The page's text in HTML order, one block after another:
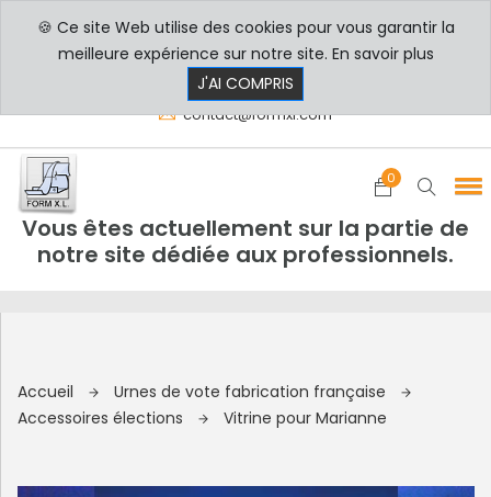
PROFESSIONNELS PARTICULIERS
contact@formxl.com
0
Vous êtes actuellement sur la partie de
notre site dédiée aux professionnels.
Accueil
Urnes de vote fabrication française
Accessoires élections
Vitrine pour Marianne
🍪 Ce site Web utilise des cookies pour vous garantir la
meilleure expérience sur notre site. En savoir plus
J'AI COMPRIS